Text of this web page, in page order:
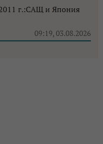
г.:САЩ и Япония
09:19, 03.08.2026